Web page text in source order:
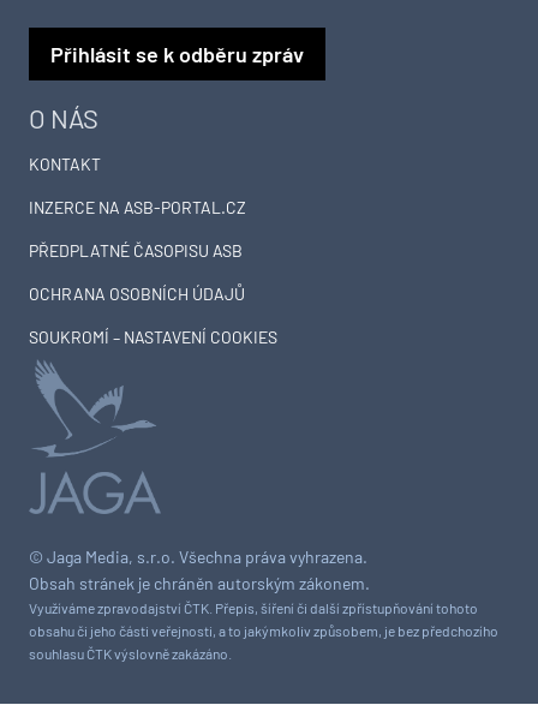
© Jaga Media, s.r.o. Všechna práva vyhrazena.
Obsah stránek je chráněn autorským zákonem.
Využíváme zpravodajství ČTK. Přepis, šíření či další zpřístupňování tohoto
obsahu či jeho části veřejnosti, a to jakýmkoliv způsobem, je bez předchozího
souhlasu ČTK výslovně zakázáno.
O NÁS
KONTAKT
INZERCE NA ASB-PORTAL.CZ
PŘEDPLATNÉ ČASOPISU ASB
OCHRANA OSOBNÍCH ÚDAJŮ
SOUKROMÍ – NASTAVENÍ COOKIES
Přihlásit se k odběru zpráv